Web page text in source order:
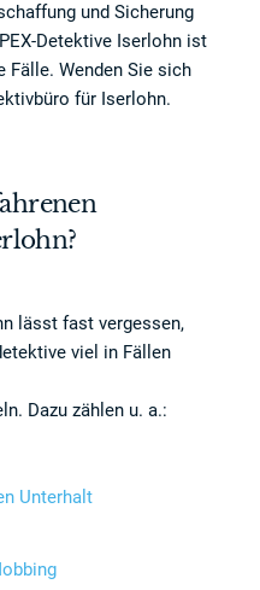
und Sicherung
Detektive Iserlohn ist
Wenden Sie sich
für Iserlohn.
lässt fast vergessen,
viel in Fällen
Dazu zählen u. a.:
Unterhalt